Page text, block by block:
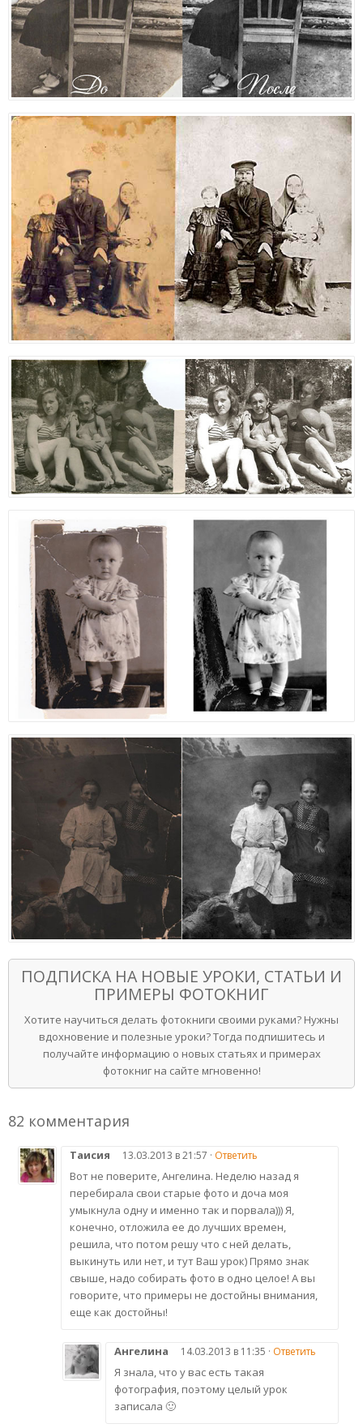
ПОДПИСКА НА НОВЫЕ УРОКИ, СТАТЬИ И
ПРИМЕРЫ ФОТОКНИГ
Хотите научиться делать фотокниги своими руками? Нужны
вдохновение и полезные уроки? Тогда подпишитесь и
получайте информацию о новых статьях и примерах
фотокниг на сайте мгновенно!
82 комментария
Таисия 13.03.2013 в 21:57 · Ответить
Вот не поверите, Ангелина. Неделю назад я
перебирала свои старые фото и доча моя
умыкнула одну и именно так и порвала))) Я,
конечно, отложила ее до лучших времен,
решила, что потом решу что с ней делать,
выкинуть или нет, и тут Ваш урок) Прямо знак
свыше, надо собирать фото в одно целое! А вы
говорите, что примеры не достойны внимания,
еще как достойны!
Ангелина 14.03.2013 в 11:35 · Ответить
Я знала, что у вас есть такая
фотография, поэтому целый урок
записала 🙂